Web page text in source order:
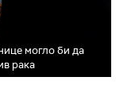
могло би да
рака